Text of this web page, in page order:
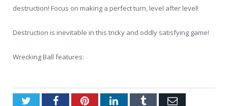
destruction! Focus on making a perfect turn, level after level!
Destruction is inevitable in this tricky and oddly satisfying game!
Wrecking Ball features:
TwitterFacebookPinterestLinkedInTumblrEmail